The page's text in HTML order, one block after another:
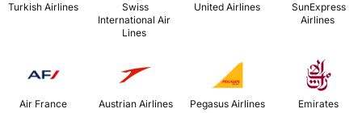
Turkish Airlines
International Air
Lines
United Airlines
Airlines
Air France Austrian Airlines Emirates